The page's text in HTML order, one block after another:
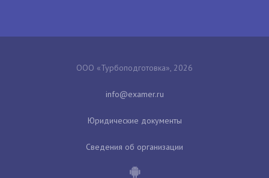
ООО «Турбоподготовка», 2026
Юридические документы
Сведения об организации